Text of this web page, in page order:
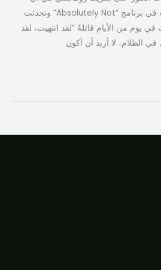
وقت قريب. وظهرت الممثلة في برنامج “Absolutely Not” وتحدثت
يوم من الأيام قائلةً “لقد انتهيت، لقد